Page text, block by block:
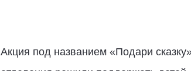
Акция под названием «Подари